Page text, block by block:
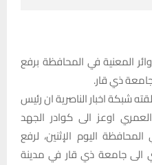
المعنية في المحافظة برفع
ذي قار.
شبكة اخبار الناصرية ان رئيس
اوعز الى كوادر الجهد
اليوم الإثنين، لرفع
الى جامعة ذي قار في مدينة